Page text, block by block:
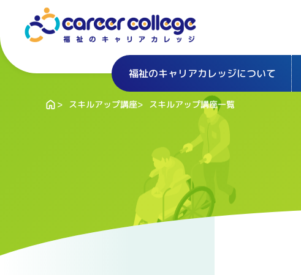
福祉のキャリアカレッジについて
スキルアップ講座 スキルアップ講座一覧